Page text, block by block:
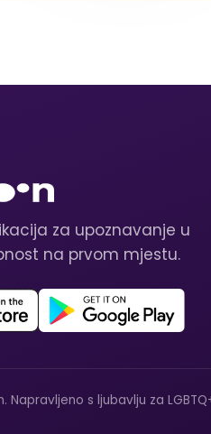
za upoznavanje u
na prvom mjestu.
Napravljeno s ljubavlju za